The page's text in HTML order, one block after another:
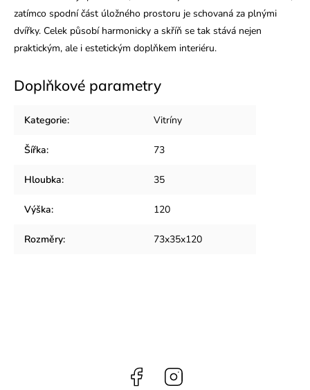
zatímco spodní část úložného prostoru je schovaná za plnými
dvířky. Celek působí harmonicky a skříň se tak stává nejen
praktickým, ale i estetickým doplňkem interiéru.
Doplňkové parametry
Kategorie: Vitríny
Šířka: 73
Hloubka: 35
Výška: 120
Rozměry: 73x35x120
Facebook